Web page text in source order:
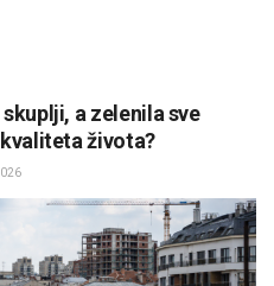
a zelenila sve
života?